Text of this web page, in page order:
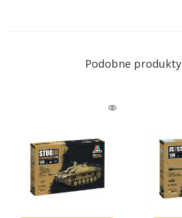
Podobne produkty